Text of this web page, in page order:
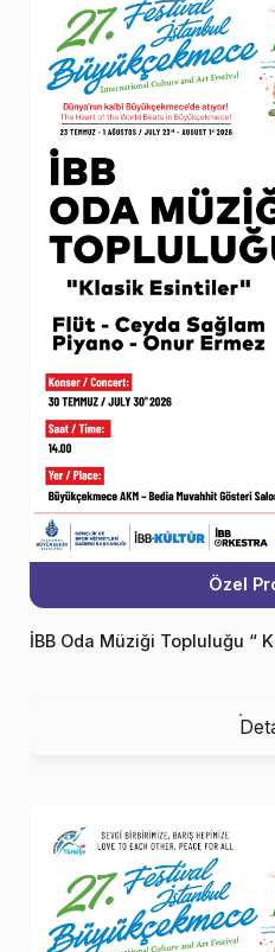
Özel
İBB Oda Müziği Topluluğu “